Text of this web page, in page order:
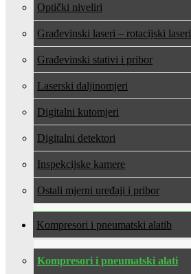
Optički niveliri
Građevinski laseri – rotacijski laseri
Građevinski stativi i pribor
Laserski daljinomjeri
Digitalni kutomjeri
Digitalni detektori
Inspekcijske kamere
Ostali mjerni uređaji i pribor
Kompresori i pneumatski alati
Kompresori i pneumatski alati